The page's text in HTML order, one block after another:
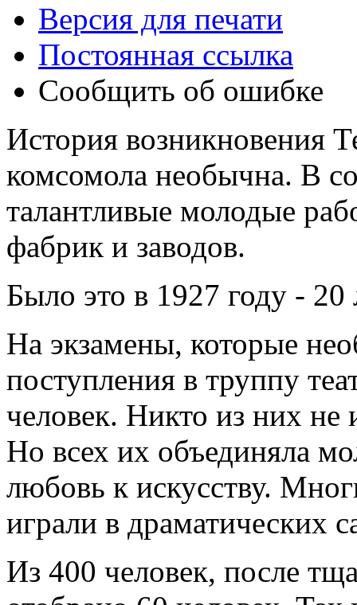
Версия для печати
Постоянная ссылка
Сообщить об ошибке
История возникновения
комсомола необычна. В
талантливые молодые
фабрик и заводов.
Было это в 1927 году - 20
На экзамены, которые
поступления в труппу
человек. Никто из них не
Но всех их объединяла
любовь к искусству.
играли в драматических
Из 400 человек, после